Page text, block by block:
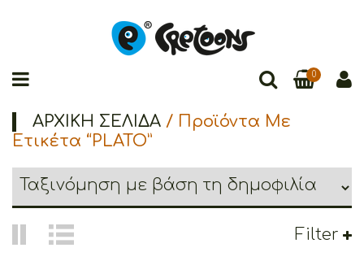
0
ΑΡΧΙΚΉ ΣΕΛΊΔΑ / Προϊόντα Με
Ετικέτα “PLATO”
Filter